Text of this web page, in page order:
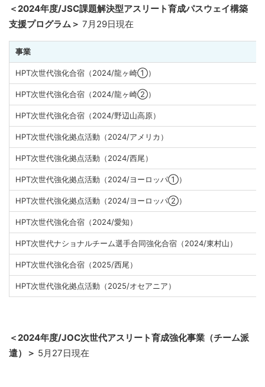
＜2024年度/JSC課題解決型アスリート育成パスウェイ構築
支援プログラム＞ 7月29日現在
事業
HPT次世代強化合宿（2024/龍ヶ崎①）
HPT次世代強化合宿（2024/龍ヶ崎②）
HPT次世代強化合宿（2024/野辺山高原）
HPT次世代強化拠点活動（2024/アメリカ）
HPT次世代強化拠点活動（2024/西尾）
HPT次世代強化拠点活動（2024/ヨーロッパ①）
HPT次世代強化拠点活動（2024/ヨーロッパ②）
HPT次世代強化合宿（2024/愛知）
HPT次世代ナショナルチーム選手合同強化合宿（2024/東村山）
HPT次世代強化合宿（2025/西尾）
HPT次世代強化拠点活動（2025/オセアニア
＜2024年度/JOC次世代アスリート育成強化事業（チーム派
遣）
＞ 5月27日現在